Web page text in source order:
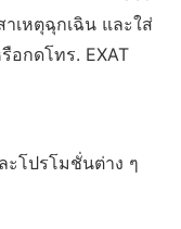
เหตุฉุกเฉิน และใส่
อกดโทร. EXAT
ะโปรโมชั่นต่าง ๆ